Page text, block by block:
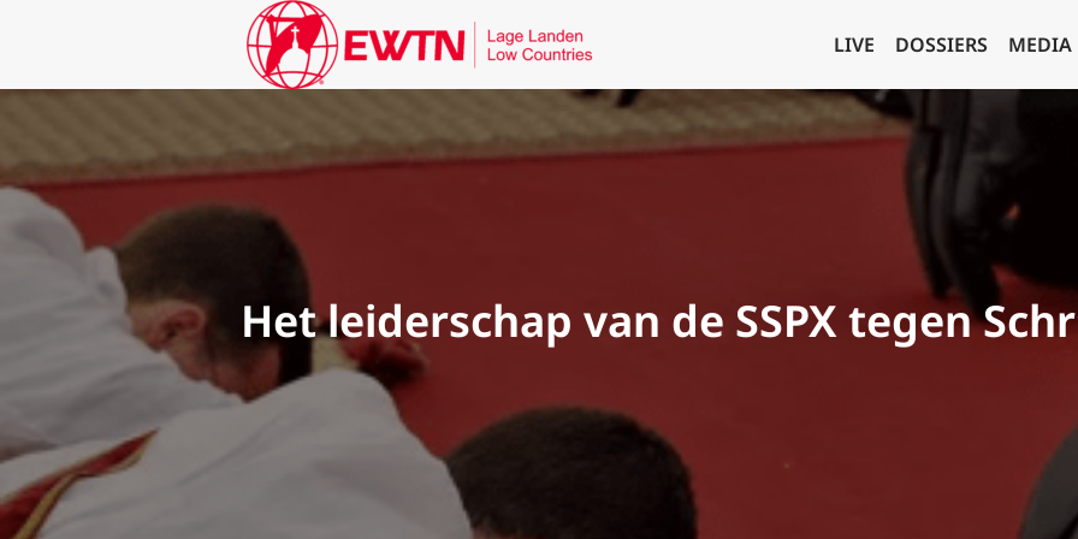
LIVE DOSSIERS MEDIA
Het leiderschap van de SSPX tegen